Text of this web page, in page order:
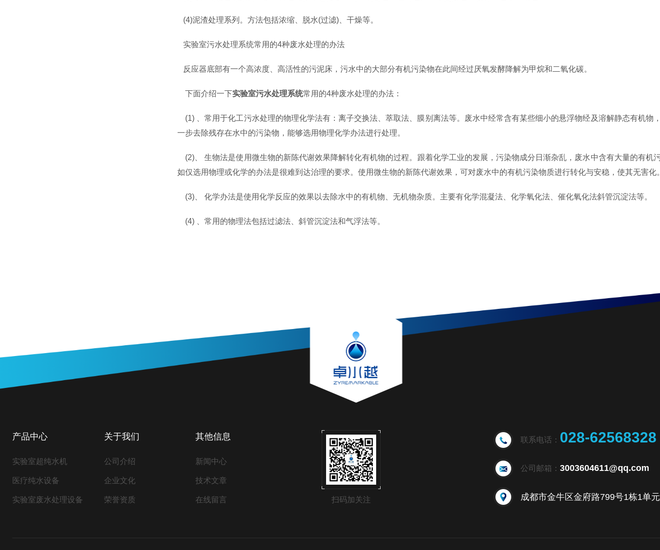
(4)泥渣处理系列。方法包括浓缩、脱水(过滤)、干燥等。
实验室污水处理系统常用的4种废水处理的办法
反应器底部有一个高浓度、高活性的污泥床，污水中的大部分有机污染物在此间经过厌氧发酵降解为甲烷和二氧化碳。
下面介绍一下实验室污水处理系统常用的4种废水处理的办法：
(1) 、常用于化工污水处理的物理化学法有：离子交换法、萃取法、膜别离法等。废水中经常含有某些细小的悬浮物经及溶解静态有机物
一步去除残存在水中的污染物，能够选用物理化学办法进行处理。
(2)、 生物法是使用微生物的新陈代谢效果降解转化有机物的过程。跟着化学工业的发展，污染物成分日渐杂乱，废水中含有大量的有机
如仅选用物理或化学的办法是很难到达治理的要求。使用微生物的新陈代谢效果，可对废水中的有机污染物质进行转化与安稳，使其无害化
(3)、 化学办法是使用化学反应的效果以去除水中的有机物、无机物杂质。主要有化学混凝法、化学氧化法、催化氧化法斜管沉淀法等。
(4) 、常用的物理法包括过滤法、斜管沉淀法和气浮法等。
产品中心
实验室超纯水机
医疗纯水设备
实验室废水处理设备
关于我们
公司介绍
企业文化
荣誉资质
其他信息
新闻中心
技术文章
在线留言 扫码加关注
联系电话： 028-62568328
公司邮箱： 3003604611@qq.com